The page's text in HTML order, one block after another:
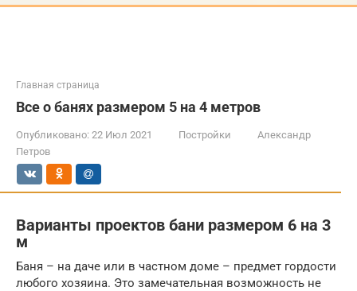
Главная страница
Все о банях размером 5 на 4 метров
Опубликовано: 22 Июл 2021 Постройки
Александр
Петров
Варианты проектов бани размером 6 на 3
м
Баня – на даче или в частном доме – предмет гордости
любого хозяина. Это замечательная возможность не